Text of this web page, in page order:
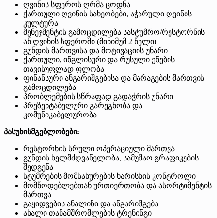
ღვინის სფეროს ღრმა ცოდნა
ქართული ღვინის სახეობები, აჭარული ღვინის
კულტურა
მენეჯმენტის გამოცდილება სასტუმრო/რესტორნის
ან ღვინის სფეროში (მინიმუმ 2 წელი)
გუნდის მართვისა და მოტივაციის უნარი
ქართული, ინგლისური და რუსული ენების
თავისუფლად ფლობა
ფინანსური ანგარიშგებისა და მარაგების მართვის
გამოცდილება
პრობლემების სწრაფად გადაჭრის უნარი
პრეზენტაბელური გარეგნობა და
კომუნიკაბელურობა
პასუხისმგებლობები:
რესტორნის სრული ოპერაციული მართვა
გუნდის ხელმძღვანელობა, სამუშაო გრაფიკების
შედგენა
სტუმრების მომსახურების ხარისხის კონტროლი
მომწოდებლებთან ურთიერთობა და ასორტიმენტის
მართვა
გაყიდვების ანალიზი და ანგარიშგება
ახალი თანამშრომლების ტრენინგი